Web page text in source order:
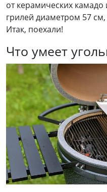
от керамических
грилей диаметром 57
Итак, поехали!
Что умеет